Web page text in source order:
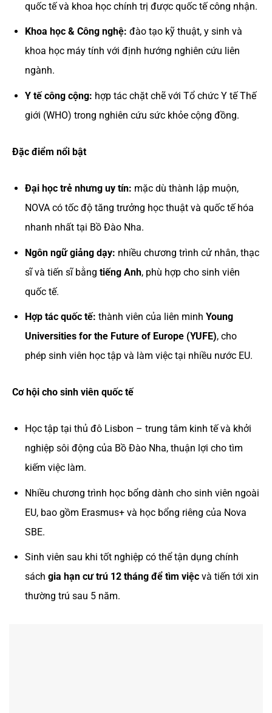
quốc tế và khoa học chính trị được quốc tế công nhận.
Khoa học & Công nghệ: đào tạo kỹ thuật, y sinh và
khoa học máy tính với định hướng nghiên cứu liên
ngành.
Y tế công cộng: hợp tác chặt chẽ với Tổ chức Y tế Thế
giới (WHO) trong nghiên cứu sức khỏe cộng đồng.
Đặc điểm nổi bật
Đại học trẻ nhưng uy tín: mặc dù thành lập muộn,
NOVA có tốc độ tăng trưởng học thuật và quốc tế hóa
nhanh nhất tại Bồ Đào Nha.
Ngôn ngữ giảng dạy: nhiều chương trình cử nhân, thạc
sĩ và tiến sĩ bằng tiếng Anh, phù hợp cho sinh viên
quốc tế.
Hợp tác quốc tế: thành viên của liên minh Young
Universities for the Future of Europe (YUFE), cho
phép sinh viên học tập và làm việc tại nhiều nước EU.
Cơ hội cho sinh viên quốc tế
Học tập tại thủ đô Lisbon – trung tâm kinh tế và khởi
nghiệp sôi động của Bồ Đào Nha, thuận lợi cho tìm
kiếm việc làm.
Nhiều chương trình học bổng dành cho sinh viên ngoài
EU, bao gồm Erasmus+ và học bổng riêng của Nova
SBE.
Sinh viên sau khi tốt nghiệp có thể tận dụng chính
sách gia hạn cư trú 12 tháng để tìm việcvà tiến tới xin
thường trú sau 5 năm.